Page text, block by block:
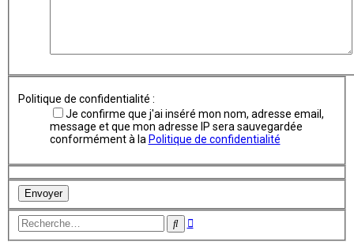
Politique de confidentialité :
Je confirme que j'ai inséré mon nom, adresse email,
message et que mon adresse IP sera sauvegardée
conformément à la Politique de confidentialité
Rechercher
Recherche